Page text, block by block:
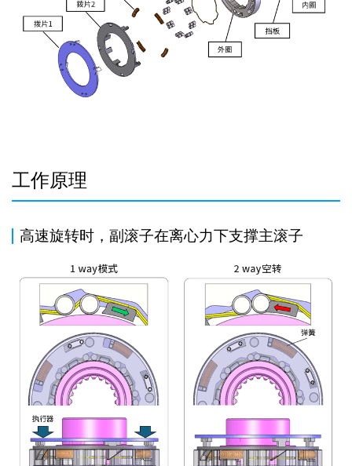
工作原理
高速旋转时，副滚子在离心力下支撑主滚子